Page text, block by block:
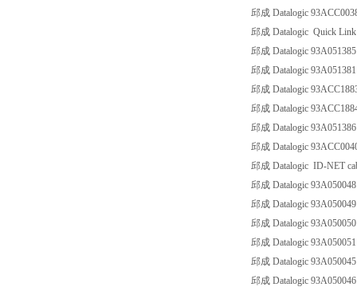
邱成 Datalogic
邱成 Datalogic Quick Link
邱成 Datalogic
邱成 Datalogic
邱成 Datalogic
邱成 Datalogic
邱成 Datalogic
邱成 Datalogic
邱成 Datalogic ID-NET
邱成 Datalogic
邱成 Datalogic
邱成 Datalogic
邱成 Datalogic
邱成 Datalogic
邱成 Datalogic